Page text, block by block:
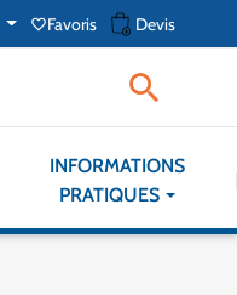
favorite_borderFavoris shopping_cart Devis

INFORMATIONS
PRATIQUES